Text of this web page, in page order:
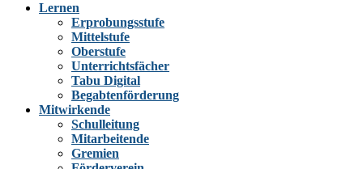
Lernen
Erprobungsstufe
Mittelstufe
Oberstufe
Unterrichtsfächer
Tabu Digital
Begabtenförderung
Mitwirkende
Schulleitung
Mitarbeitende
Gremien